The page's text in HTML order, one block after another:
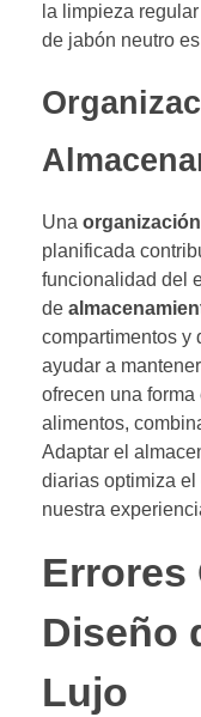
la limpieza
de jabón neutro
Una
planificada
funcionalidad del
de
compartimentos y
ayudar a
ofrecen una
alimentos,
Adaptar el
diarias optimiza
nuestra
Errores
Diseño
Lujo